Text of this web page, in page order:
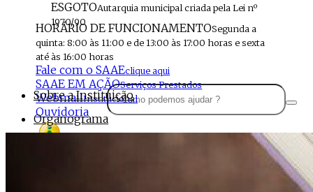
ESGOTOAutarquia municipal criada pela Lei nº
1970/90
HORÁRIO DE FUNCIONAMENTOSegunda a
quinta: 8:00 às 11:00 e de 13:00 às 17:00 horas e sexta
até às 16:00 horas
Fale com o SAAEclique aqui
SAAE EM AÇÃOServiços Prestados
WebmailInstitucional
Ouvidoria
Sobre a Instituição
Organograma